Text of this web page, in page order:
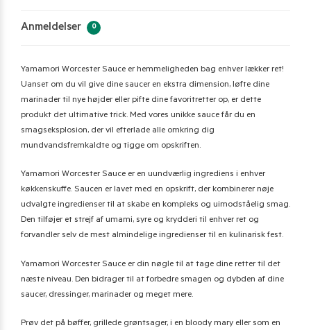
Anmeldelser 0
Yamamori Worcester Sauce er hemmeligheden bag enhver lækker ret!
Uanset om du vil give dine saucer en ekstra dimension, løfte dine
marinader til nye højder eller pifte dine favoritretter op, er dette
produkt det ultimative trick. Med vores unikke sauce får du en
smagseksplosion, der vil efterlade alle omkring dig
mundvandsfremkaldte og tigge om opskriften.
Yamamori Worcester Sauce er en uundværlig ingrediens i enhver
køkkenskuffe. Saucen er lavet med en opskrift, der kombinerer nøje
udvalgte ingredienser til at skabe en kompleks og uimodståelig smag.
Den tilføjer et strejf af umami, syre og krydderi til enhver ret og
forvandler selv de mest almindelige ingredienser til en kulinarisk fest.
Yamamori Worcester Sauce er din nøgle til at tage dine retter til det
næste niveau. Den bidrager til at forbedre smagen og dybden af dine
saucer, dressinger, marinader og meget mere.
Prøv det på bøffer, grillede grøntsager, i en bloody mary eller som en